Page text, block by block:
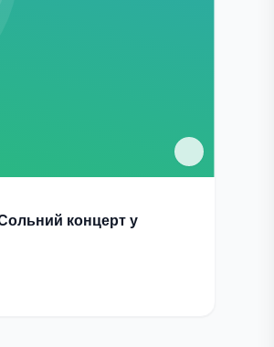
концерт у